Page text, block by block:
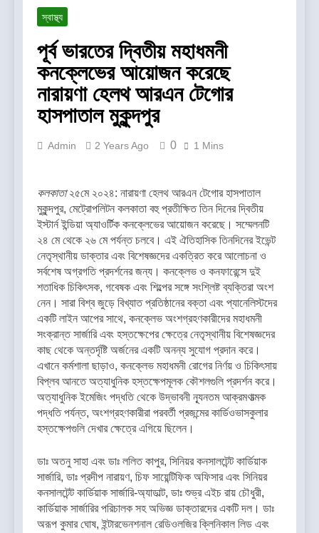
স্বাস্থ্য
পূর্ব ভারতের দ্বিতীয় মহাধমনী
কনক্লেভের আয়োজন করেছে
নারায়ণা হেলথ আরএন টেগোর
হাসপাতাল মুকুন্দপুর
Admin 2 Years Ago 0 1 Mins
কলকাতা২৫মে ২০২৪: নারায়ণা হেলথ আরএন টেগোর হাসপাতাল
মুকুন্দপুর, মেট্রোপলিটন কলকাতা বহু প্রতীক্ষিত তিন দিনের দ্বিতীয়
ইস্টার্ন ইন্ডিয়া অ্যাওর্টিক কনক্লেভের আয়োজন করেছে। সম্মেলনটি
২৪ মে থেকে ২৬ মে পর্যন্ত চলবে। এই ঐতিহাসিক তিনদিনের ইভেন্ট
নেতৃস্থানীয় ডাক্তার এবং বিশেষজ্ঞদের একত্রিত করে আলোচনা ও
সর্বশেষ অগ্রগতি প্রদর্শনের জন্য। কনক্লেভ ও কনফারেন্সে দুই
শতাধিক চিকিৎসক, গবেষক এবং শিল্পের সঙ্গে সংশ্লিষ্ট ব্যক্তিরা অংশ
নেন। সারা বিশ্ব জুড়ে বিখ্যাত প্রতিষ্ঠানের বক্তা এবং প্যানেলিস্টদের
একটি লাইন আপের সাথে, কনক্লেভ অংশগ্রহণকারীদের মহাধমনী
সংক্রান্ত সার্জারি এবং হস্তক্ষেপের ক্ষেত্রে নেতৃস্থানীয় বিশেষজ্ঞদের
কাছ থেকে অন্তর্দৃষ্টি অর্জনের একটি অনন্য সুযোগ প্রদান করে।
এখানে কর্মশালা ছাড়াও, কনক্লেভ মহাধমনী রোগের নির্ণয় ও চিকিৎসায়
বিপ্লব আনতে অত্যাধুনিক হস্তক্ষেপমূলক কৌশলগুলি প্রদর্শন করে।
অত্যাধুনিক ইমেজিং পদ্ধতি থেকে উদ্ভাবনী ন্যূনতম আক্রমণাত্মক
পদ্ধতি পর্যন্ত, অংশগ্রহণকারীরা পরবর্তী প্রজন্মের কার্ডিওভাসকুলার
হস্তক্ষেপগুলি দেখার ক্ষেত্রে এগিয়ে ছিলেন।
ডাঃ অতনু সাহা এবং ডাঃ ললিত কাপুর, সিনিয়র কনসালটেন্ট কার্ডিয়াক
সার্জারি, ডাঃ প্রদীপ নারায়ণ, চিফ সায়েন্টিফিক অফিসার এবং সিনিয়র
কনসালটেন্ট কার্ডিয়াক সার্জারি-অ্যাডাল্ট, ডাঃ শুভ্র এইচ রায় চৌধুরী,
কার্ডিয়াক সার্জারির পরিচালক সহ অভিজ্ঞ ডাক্তারদের একটি দল। ডাঃ
অরূপ কুমার ঘোষ, ইন্টারভেনশনাল রেডিওলজির ক্লিনিকাল লিড এবং